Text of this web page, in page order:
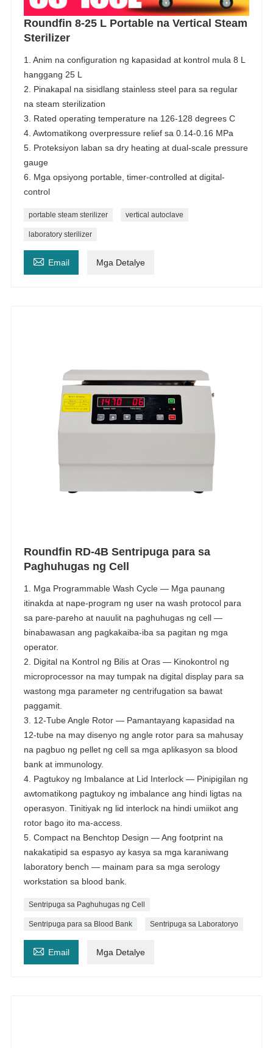
Roundfin 8-25 L Portable na Vertical Steam
Sterilizer
1. Anim na configuration ng kapasidad at kontrol mula 8 L
hanggang 25 L
2. Pinakapal na sisidlang stainless steel para sa regular
na steam sterilization
3. Rated operating temperature na 126-128 degrees C
4. Awtomatikong overpressure relief sa 0.14-0.16 MPa
5. Proteksiyon laban sa dry heating at dual-scale pressure
gauge
6. Mga opsiyong portable, timer-controlled at digital-
control
portable steam sterilizer vertical autoclave
laboratory sterilizer
 Email Mga Detalye
Roundfin RD-4B Sentripuga para sa
Paghuhugas ng Cell
1. Mga Programmable Wash Cycle — Mga paunang
itinakda at nape-program ng user na wash protocol para
sa pare-pareho at nauulit na paghuhugas ng cell —
binabawasan ang pagkakaiba-iba sa pagitan ng mga
operator.
2. Digital na Kontrol ng Bilis at Oras — Kinokontrol ng
microprocessor na may tumpak na digital display para sa
wastong mga parameter ng centrifugation sa bawat
paggamit.
3. 12-Tube Angle Rotor — Pamantayang kapasidad na
12-tube na may disenyo ng angle rotor para sa mahusay
na pagbuo ng pellet ng cell sa mga aplikasyon sa blood
bank at immunology.
4. Pagtukoy ng Imbalance at Lid Interlock — Pinipigilan ng
awtomatikong pagtukoy ng imbalance ang hindi ligtas na
operasyon. Tinitiyak ng lid interlock na hindi umiikot ang
rotor bago ito ma-access.
5. Compact na Benchtop Design — Ang footprint na
nakakatipid sa espasyo ay kasya sa mga karaniwang
laboratory bench — mainam para sa mga serology
workstation sa blood bank.
Sentripuga sa Paghuhugas ng Cell
Sentripuga para sa Blood Bank Sentripuga sa Laboratoryo
 Email Mga Detalye